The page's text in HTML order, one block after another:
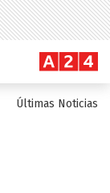
Últimas Noticias